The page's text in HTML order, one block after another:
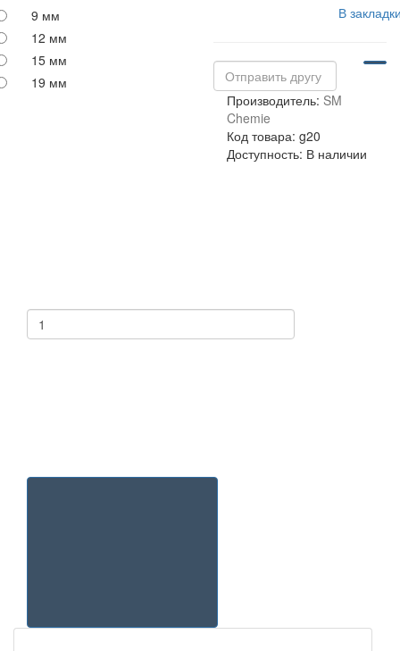
9 мм
12 мм
15 мм
19 мм
В
Производитель: SM
Chemie
Код товара: g20
Доступность: В наличии